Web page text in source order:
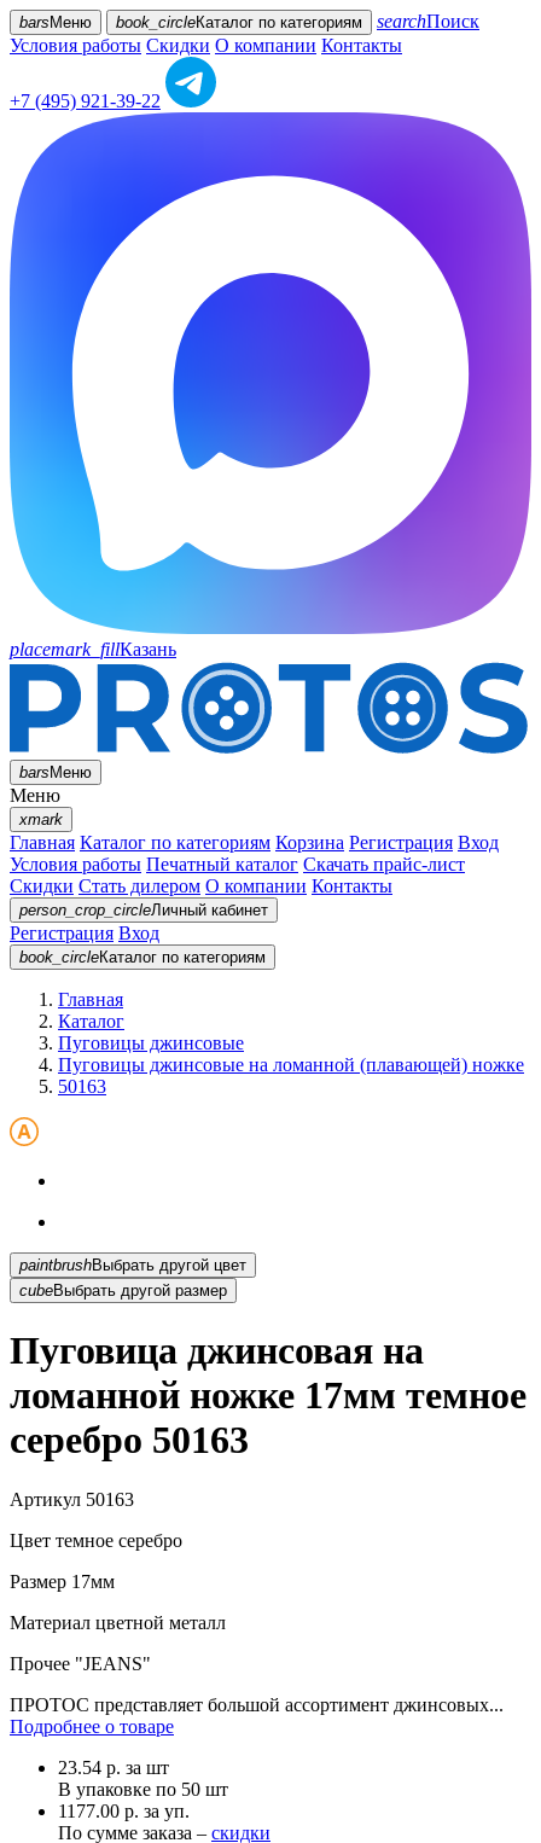
bars Меню book_circleКаталог по категориям searchПоиск
Условия работы Скидки О компании Контакты
+7 (495) 921-39-22
placemark_fillКазань
barsМеню
Меню
xmark
Главная Каталог по категориям Корзина Регистрация Вход
Условия работы Печатный каталог Скачать прайс-лист
Скидки Стать дилером О компании Контакты
person_crop_circleЛичный кабинет
Регистрация Вход
book_circleКаталог по категориям
Главная
Каталог
Пуговицы джинсовые
Пуговицы джинсовые на ломанной (плавающей) ножке
50163
paintbrush
Выбрать другой цвет
cubeВыбрать другой размер
Пуговица джинсовая на
ломанной ножке 17мм темное
серебро 50163
Артикул 50163
Цвет темное серебро
Размер 17мм
Материал цветной металл
Прочее "JEANS"
ПРОТОС представляет большой ассортимент джинсовых...
Подробнее о товаре
23.54 р. за шт
В упаковке по 50 шт
1177.00 р. за уп.
По сумме заказа – скидки